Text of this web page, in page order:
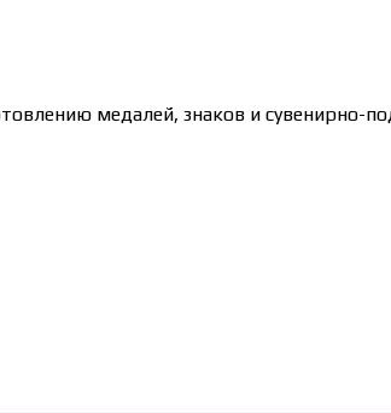
медалей, знаков и